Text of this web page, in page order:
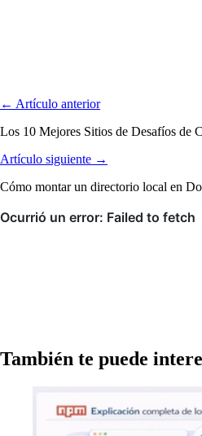
← Artículo anterior
Los 10 Mejores Sitios de Desafíos de
Artículo siguiente →
Cómo montar un directorio local en
También te puede